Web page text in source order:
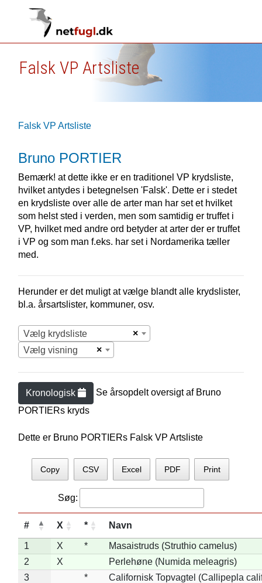
Falsk VP Artsliste
Falsk VP Artsliste
Bruno PORTIER
Bemærk! at dette ikke er en traditionel VP krydsliste,
hvilket antydes i betegnelsen 'Falsk'. Dette er i stedet
en krydsliste over alle de arter man har set et hvilket
som helst sted i verden, men som samtidig er truffet i
VP, hvilket med andre ord betyder at arter der er truffet
i VP og som man f.eks. har set i Nordamerika tæller
med.
Herunder er det muligt at vælge blandt alle krydslister,
bl.a. årsartslister, kommuner, osv.
×
Vælg krydsliste
×
Vælg visning
Kronologisk Se årsopdelt oversigt af Bruno
PORTIERs kryds
Dette er Bruno PORTIERs Falsk VP Artsliste
Copy CSV Excel PDF Print
Søg:
# X * Navn
1 X *
Masaistruds (Struthio camelus)
2
X
Perlehøne (Numida meleagris)
3
*
Californisk Topvagtel (Callipepla